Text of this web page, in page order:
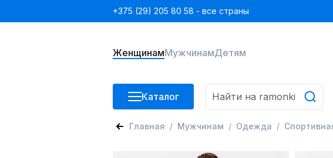
+375 (29) 205 80 58 - все страны
ЖенщинамМужчинамДетям
Каталог
Главная Мужчинам Одежда